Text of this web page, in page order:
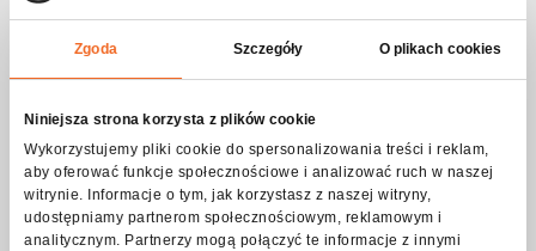
Zgoda Szczegóły O plikach cookies
Niniejsza strona korzysta z plików cookie
Wykorzystujemy pliki cookie do spersonalizowania treści i reklam,
aby oferować funkcje społecznościowe i analizować ruch w naszej
witrynie. Informacje o tym, jak korzystasz z naszej witryny,
udostępniamy partnerom społecznościowym, reklamowym i
analitycznym. Partnerzy mogą połączyć te informacje z innymi
ZOOM
ZOOM Angulo
Ángulo de haz
Ángulo de haz Stały (25 ⁰)
Luz estroboscópica - frecuencia
Frecuencia
1Hz-20Hz